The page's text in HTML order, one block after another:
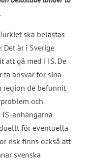
ska belastas
Det är i Sverige
att gå med i IS. De
ta ansvar för sina
region de befunnit
och
IS-anhängarna
för eventuella
risk finns också att
svenska